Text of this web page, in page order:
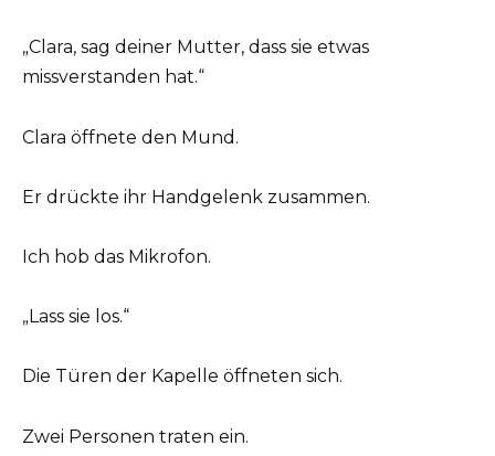
„Clara, sag deiner Mutter, dass sie etwas
missverstanden hat.“
Clara öffnete den Mund.
Er drückte ihr Handgelenk zusammen.
Ich hob das Mikrofon.
„Lass sie los.“
Die Türen der Kapelle öffneten sich.
Zwei Personen traten ein.